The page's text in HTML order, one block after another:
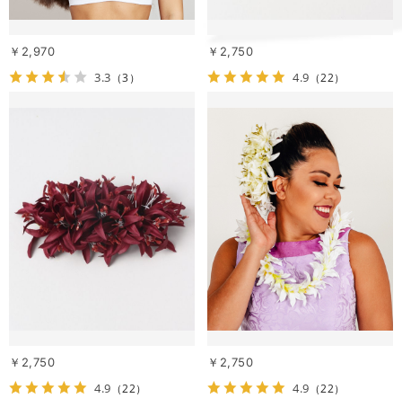
￥2,970
3.3 （3）
￥2,750
4.9 （22）
￥2,750
4.9 （22）
￥2,750
4.9 （22）